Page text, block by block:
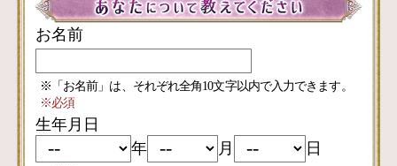
お名前
※「お名前」は、それぞれ全角10文字以内で入力できます。
※必須
生年月日
年
月 日